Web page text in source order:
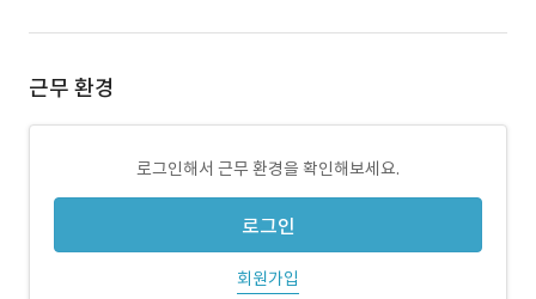
근무 환경
로그인해서 근무 환경을 확인해보세요.
로그인
회원가입